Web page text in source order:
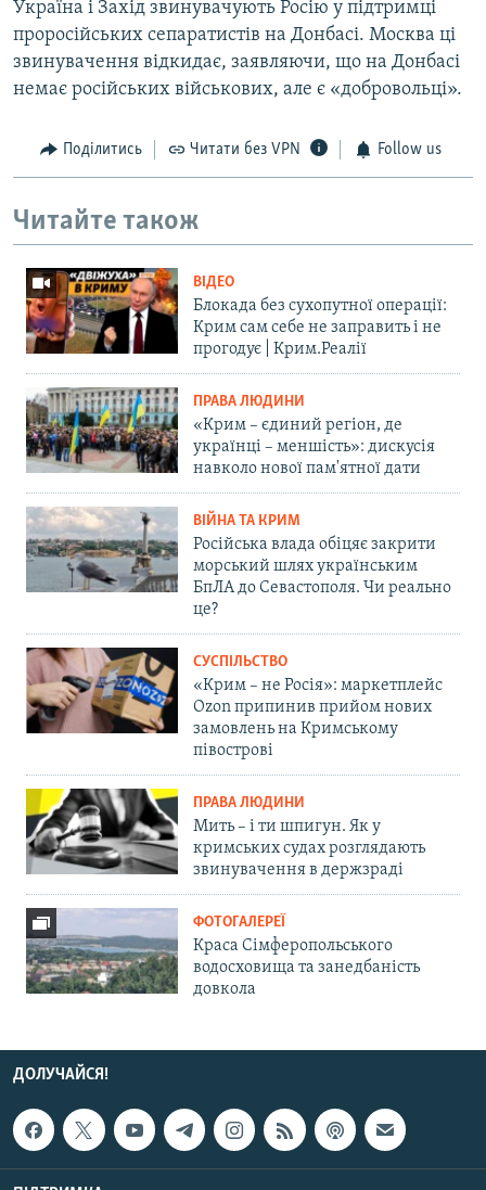
Україна і Захід звинувачують Росію у підтримці
проросійських сепаратистів на Донбасі. Москва ці
звинувачення відкидає, заявляючи, що на Донбасі
немає російських військових, але є «добровольці».
Поділитись Читати без VPN Follow us
Читайте також
ВІДЕО
Блокада без сухопутної операції:
Крим сам себе не заправить і не
прогодує | Крим.Реалії
ПРАВА ЛЮДИНИ
«Крим – єдиний регіон, де
українці – меншість»: дискусія
навколо нової пам'ятної дати
ВІЙНА ТА КРИМ
Російська влада обіцяє закрити
морський шлях українським
БпЛА до Севастополя. Чи реально
це?
СУСПІЛЬСТВО
«Крим – не Росія»: маркетплейс
Ozon припинив прийом нових
замовлень на Кримському
півострові
ПРАВА ЛЮДИНИ
Мить – і ти шпигун. Як у
кримських судах розглядають
звинувачення в держзраді
ФОТОГАЛЕРЕЇ
Краса Сімферопольського
водосховища та занедбаність
довкола
ДОЛУЧАЙСЯ!